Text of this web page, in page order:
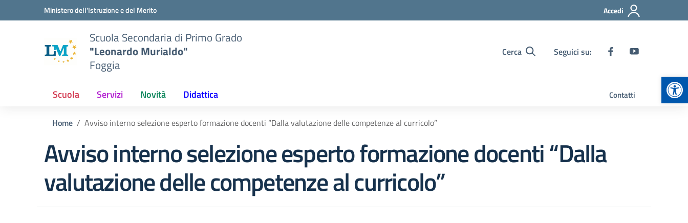
Vai ai contenuti
Vai al menu di navigazioneMinistero dell'Istruzione e del Merito Accedi
Scuola Secondaria di Primo Grado
"Leonardo Murialdo"
Foggia
Cerca Seguici su:
Scuola Servizi Novità Didattica Contatti
Home Avviso interno selezione esperto formazione docenti “Dalla valutazione delle competenze al curricolo”
Avviso interno selezione esperto formazione docenti “Dalla
valutazione delle competenze al curricolo”